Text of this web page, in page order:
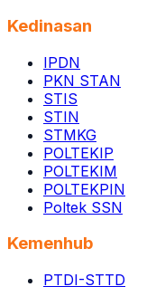
Kedinasan
IPDN
PKN STAN
STIS
STIN
STMKG
POLTEKIP
POLTEKIM
POLTEKPIN
Poltek SSN
Kemenhub
PTDI-STTD